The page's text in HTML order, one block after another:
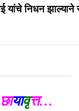
यांचे निधन
छायावृत्त…